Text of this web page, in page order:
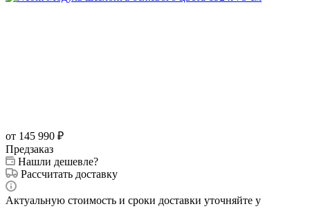
от 145 990
Предзаказ
Нашли дешевле?